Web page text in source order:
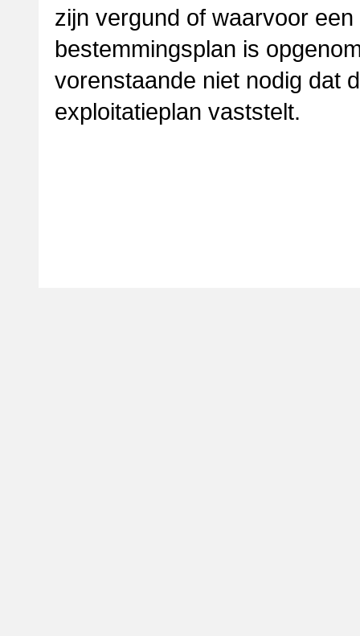
zijn vergund of waarvoor
bestemmingsplan is
vorenstaande niet nodig dat
exploitatieplan vaststelt.